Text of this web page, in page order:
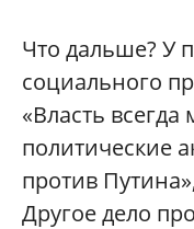
Что дальше? У
социального
«Власть
политические
против
Другое дело